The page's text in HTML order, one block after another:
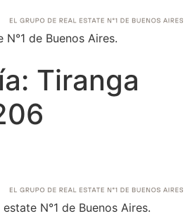
de Buenos Aires.
Tiranga
N°1 de Buenos Aires.